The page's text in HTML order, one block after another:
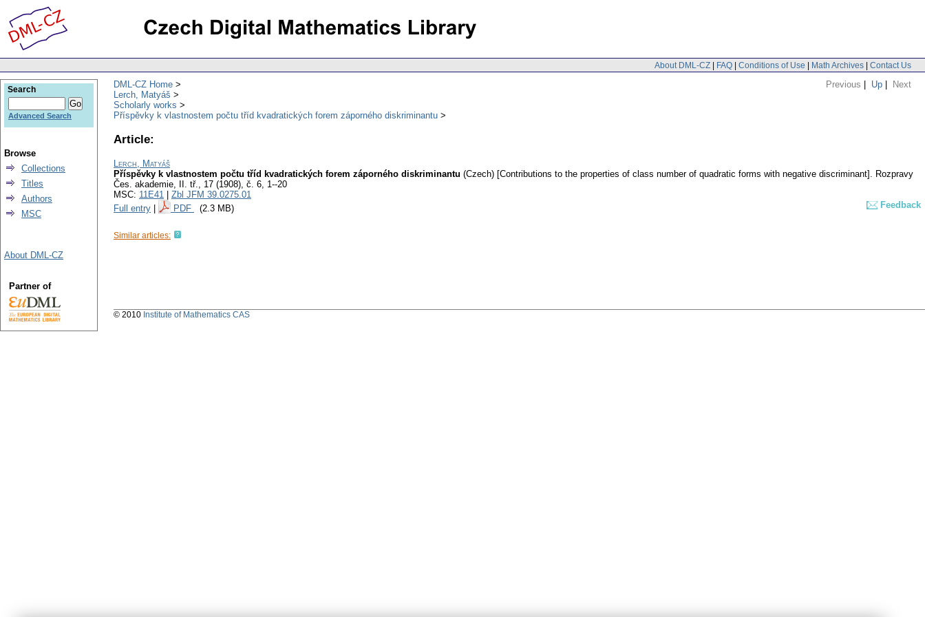
About DML-CZ | FAQ | Conditions of Use | Math Archives | Contact Us
Previous | Up | Next
DML-CZ Home
Lerch, Matyáš
Scholarly works
Příspěvky k vlastnostem počtu tříd kvadratických forem záporného diskriminantu
Article:
Lerch, Matyáš
Příspěvky k vlastnostem počtu tříd kvadratických forem záporného diskriminantu (Czech) [Contributions to the properties of class number of quadratic forms with negative discriminant]. Rozpravy
Čes. akademie, II. tř., 17 (1908), č. 6, 1--20
MSC: 11E41
Zbl JFM 39.0275.01
Full entry
PDF (2.3 MB) Feedback
Similar articles:
Search
Advanced Search
Browse
Collections
Titles
Authors
MSC
About DML-CZ
Partner of
© 2010 Institute of Mathematics CAS